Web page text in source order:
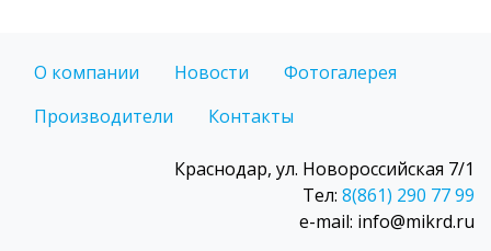
О компании Новости
Фотогалерея
Производители
Контакты
Краснодар, ул. Новороссийская 7/1
Тел: 8(861) 290 77 99
e-mail: info@mikrd.ru